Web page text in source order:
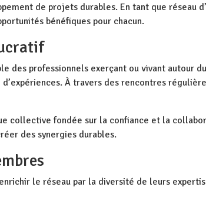
de projets durables. En tant que réseau
bénéfiques pour chacun.
des professionnels exerçant ou vivant autour
À travers des rencontres
collective fondée sur la confiance et la
des synergies durables.
le réseau par la diversité de leurs